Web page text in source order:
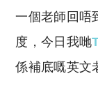
一個老師回唔
度，今日我哋
係補底嘅英文